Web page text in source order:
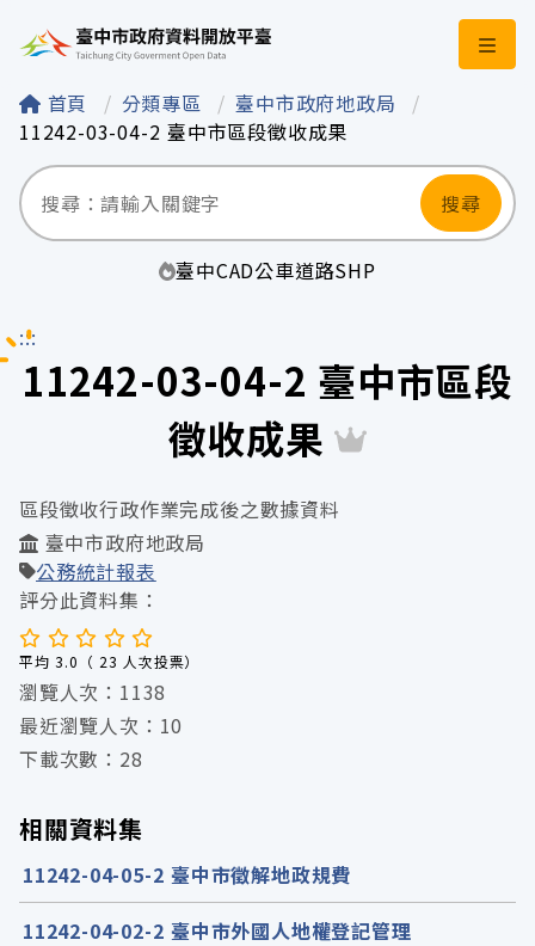
臺中市政府資料開
首頁 分類專區
臺中市政府地政局
11242-03-04-2 臺中市區段徵收成果
搜尋
臺中CAD公車道路SHP
:::
11242-03-04-2 臺中市區段
徵收成果
區段徵收行政作業完成後之數據資料
臺中市政府地政局
公務統計報表
評分此資料集：
平均 3.0（ 23 人次投票）
瀏覽人次：1138
最近瀏覽人次：10
下載次數：28
相關資料集
11242-04-05-2 臺中市徵解地政規費
11242-04-02-2 臺中市外國人地權登記管理